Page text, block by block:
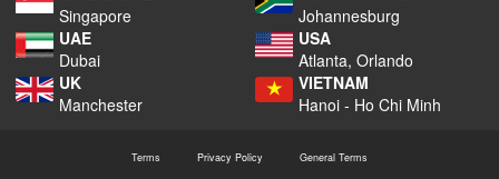
Singapore
Johannesburg
UAE
Dubai
USA
Atlanta, Orlando
UK
Manchester
VIETNAM
Hanoi - Ho Chi Minh
Terms Privacy Policy General Terms